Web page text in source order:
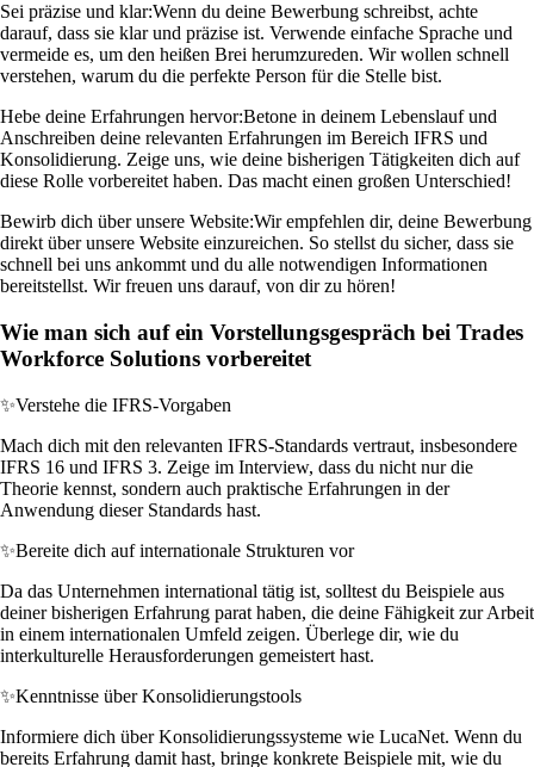
Sei präzise und klar:Wenn du deine Bewerbung schreibst, achte
darauf, dass sie klar und präzise ist. Verwende einfache Sprache und
vermeide es, um den heißen Brei herumzureden. Wir wollen schnell
verstehen, warum du die perfekte Person für die Stelle bist.
Hebe deine Erfahrungen hervor:Betone in deinem Lebenslauf und
Anschreiben deine relevanten Erfahrungen im Bereich IFRS und
Konsolidierung. Zeige uns, wie deine bisherigen Tätigkeiten dich auf
diese Rolle vorbereitet haben. Das macht einen großen Unterschied!
Bewirb dich über unsere Website:Wir empfehlen dir, deine Bewerbung
direkt über unsere Website einzureichen. So stellst du sicher, dass sie
schnell bei uns ankommt und du alle notwendigen Informationen
bereitstellst. Wir freuen uns darauf, von dir zu hören!
Wie man sich auf ein Vorstellungsgespräch bei Trades
Workforce Solutions vorbereitet
✨Verstehe die IFRS-Vorgaben
Mach dich mit den relevanten IFRS-Standards vertraut, insbesondere
IFRS 16 und IFRS 3. Zeige im Interview, dass du nicht nur die
Theorie kennst, sondern auch praktische Erfahrungen in der
Anwendung dieser Standards hast.
✨Bereite dich auf internationale Strukturen vor
Da das Unternehmen international tätig ist, solltest du Beispiele aus
deiner bisherigen Erfahrung parat haben, die deine Fähigkeit zur Arbeit
in einem internationalen Umfeld zeigen. Überlege dir, wie du
interkulturelle Herausforderungen gemeistert hast.
✨Kenntnisse über Konsolidierungstools
Informiere dich über Konsolidierungssysteme wie LucaNet. Wenn du
bereits Erfahrung damit hast, bringe konkrete Beispiele mit, wie du